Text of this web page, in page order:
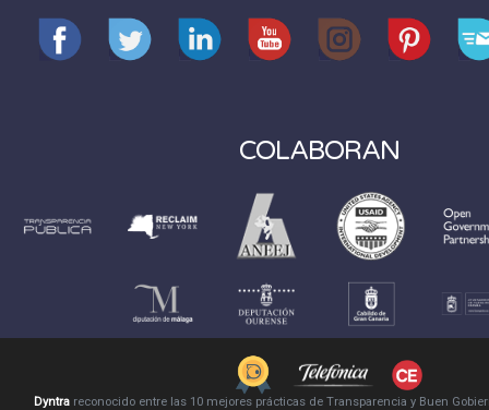
COLABORAN
Dyntrareconocido entre las 10 mejores prácticas de Transparencia y Buen